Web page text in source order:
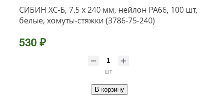
СИБИН ХС-Б, 7.5 x 240 мм, нейлон РА66, 100 шт,
белые, хомуты-стяжки (3786-75-240)
530 ₽
шт
В корзину